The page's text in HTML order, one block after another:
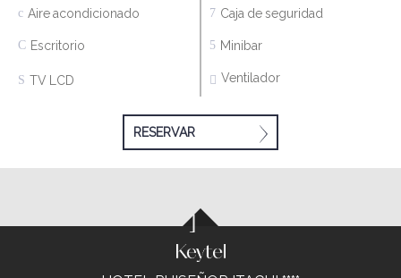
Aire acondicionado Caja de seguridad
Escritorio Minibar
TV LCD Ventilador
RESERVAR